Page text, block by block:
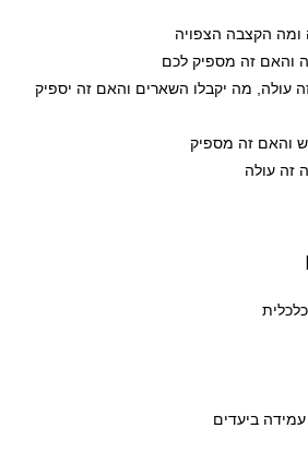
ומה הקצבה הצפויה
והאם זה מספיק לכם
עולה, מה יקבלו השארים והאם זה יספיק
והאם זה מספיק
זה עולה
ביעדים